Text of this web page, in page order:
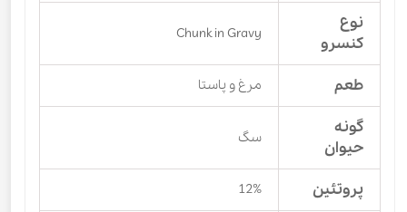
نوع
کنسرو
Chunk in Gravy
طعم مرغ و پاستا
گونه
حیوان
سگ
پروتئین 12%